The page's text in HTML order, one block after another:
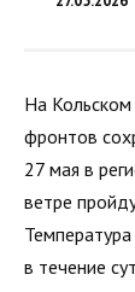
На
фронтов
27 мая в
ветре
в течение